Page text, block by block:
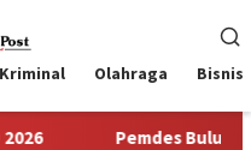
Kriminal Olahraga Bisnis
Bulusari Gelar